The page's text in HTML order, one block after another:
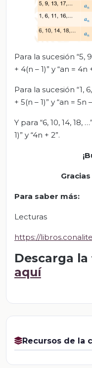
Para la sucesión “5,
+ 4(n – 1)” y “an = 4n
Para la sucesión “1,
+ 5(n – 1)” y “an = 5n
Y para “6, 10, 14, 18,
1)” y “4n + 2”.
Para saber más:
Lecturas
https://
Descarga
aquí
Recursos de la